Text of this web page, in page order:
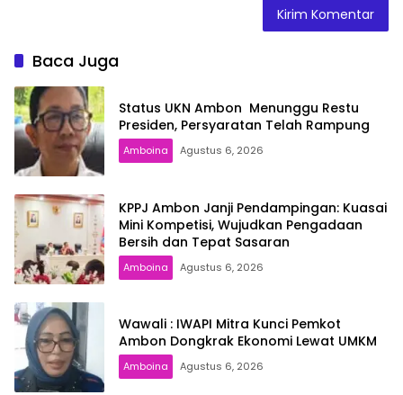
Baca Juga
Status UKN Ambon Menunggu Restu
Presiden, Persyaratan Telah Rampung
Amboina Agustus 6, 2026
KPPJ Ambon Janji Pendampingan: Kuasai
Mini Kompetisi, Wujudkan Pengadaan
Bersih dan Tepat Sasaran
Amboina Agustus 6, 2026
Wawali : IWAPI Mitra Kunci Pemkot
Ambon Dongkrak Ekonomi Lewat UMKM
Amboina Agustus 6, 2026